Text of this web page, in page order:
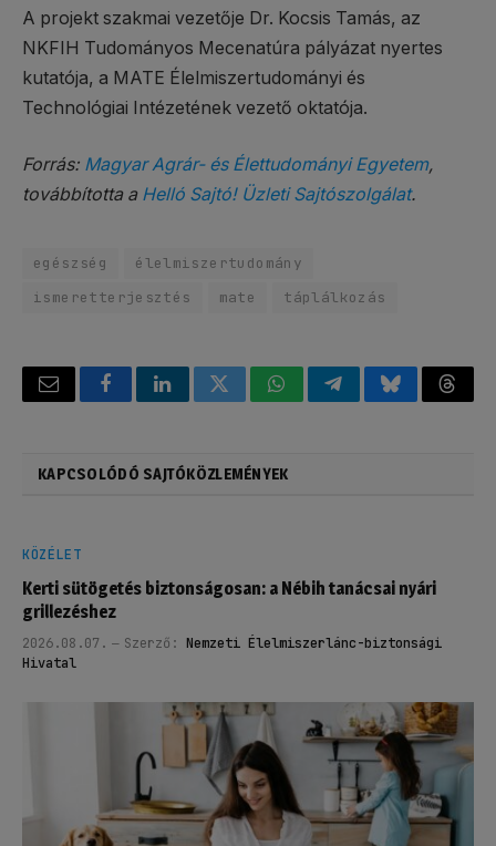
A projekt szakmai vezetője Dr. Kocsis Tamás, az
NKFIH Tudományos Mecenatúra pályázat nyertes
kutatója, a MATE Élelmiszertudományi és
Technológiai Intézetének vezető oktatója.
Forrás: Magyar Agrár- és Élettudományi Egyetem,
továbbította a Helló Sajtó! Üzleti Sajtószolgálat.
egészség
élelmiszertudomány
ismeretterjesztés
mate táplálkozás
Email FacebookLinkedInTwitterWhatsAppTelegramBluesky
KAPCSOLÓDÓ SAJTÓKÖZLEMÉNYEK
KÖZÉLET
Kerti sütögetés biztonságosan: a Nébih tanácsai nyári
grillezéshez
2026.08.07. Szerző: Nemzeti Élelmiszerlánc-biztonsági
Hivatal